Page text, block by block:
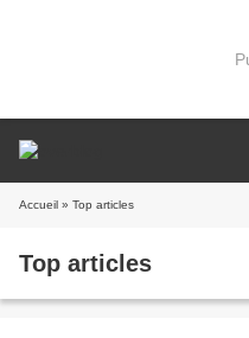
Accueil » Top articles
Top articles